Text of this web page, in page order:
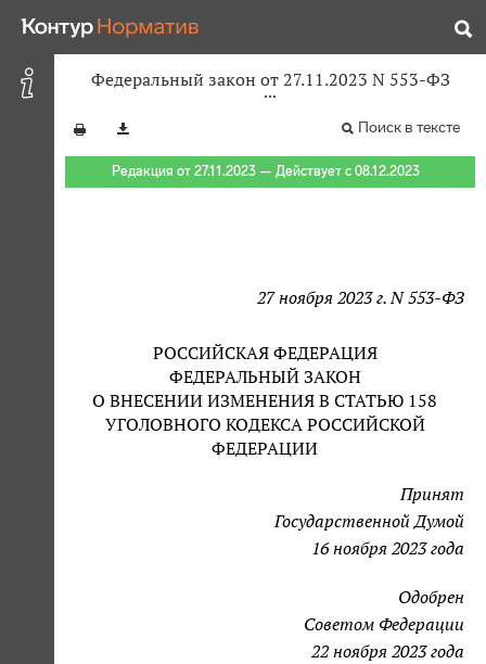
Федеральный закон от 27.11.2023 N 553-ФЗ
Поиск в тексте
Редакция от 27.11.2023 — Действует с 08.12.2023
27 ноября 2023 г. N 553-ФЗ
РОССИЙСКАЯ ФЕДЕРАЦИЯ
ФЕДЕРАЛЬНЫЙ ЗАКОН
О ВНЕСЕНИИ ИЗМЕНЕНИЯ В СТАТЬЮ 158
УГОЛОВНОГО КОДЕКСА РОССИЙСКОЙ
ФЕДЕРАЦИИ
Принят
Государственной Думой
16 ноября 2023 года
Одобрен
Советом Федерации
22 ноября 2023 года